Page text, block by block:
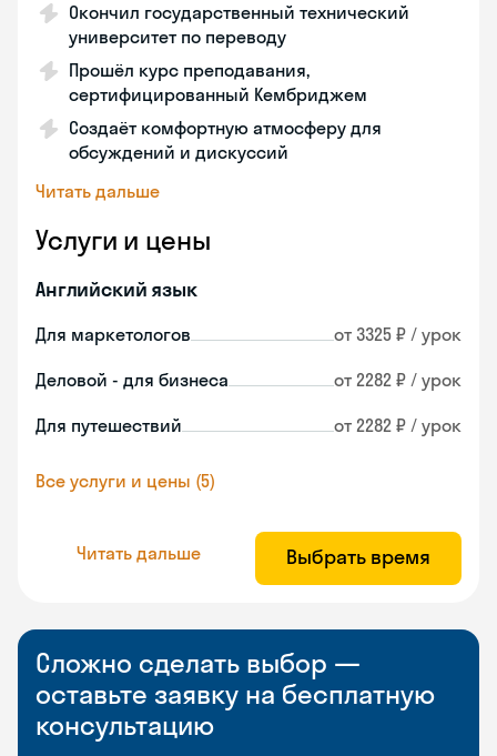
Окончил государственный технический
университет по переводу
Прошёл курс преподавания,
сертифицированный Кембриджем
Создаёт комфортную атмосферу для
обсуждений и дискуссий
Читать дальше
Услуги и цены
Английский язык
Для маркетологов от 3325 ₽ / урок
Деловой - для бизнеса от 2282 ₽ / урок
Для путешествий от 2282 ₽ / урок
Все услуги и цены (5)
Читать дальше Выбрать время
Сложно сделать выбор —
оставьте заявку на бесплатную
консультацию